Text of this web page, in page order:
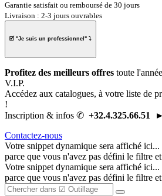
Garantie satisfait ou remboursé de 30 jours
Livraison : 2-3 jours ouvrables
🗹 "Je suis un professionnel " ⤵
Profitez des meilleurs offres toute
V.I.P.
Accédez aux catalogues, à votre liste de
!
Inscription & infos ✆ +32.4.325.66.51 ►
Contactez-nous
Votre snippet dynamique sera affiché ici...
parce que vous n'avez pas défini le filtre
Votre snippet dynamique sera affiché ici...
parce que vous n'avez pas défini le filtre